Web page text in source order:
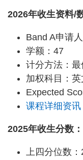
2026年收生资料/
Band A申请
学额：47
计分方法：
加权科目：
Expected
课程详细资讯
2025年收生分数：
上四分位数：